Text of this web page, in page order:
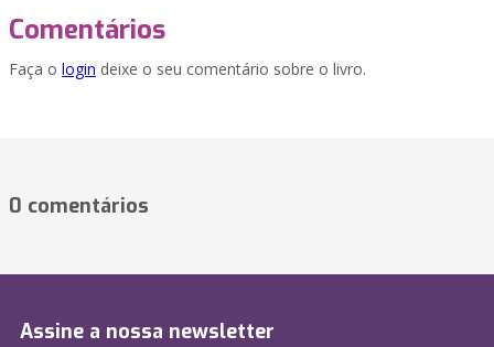
Comentários
Faça o login deixe o seu comentário sobre o livro.
0 comentários
Assine a nossa newsletter